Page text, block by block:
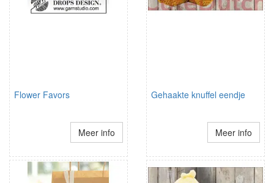
Flower Favors
Meer info
Gehaakte knuffel eendje
Meer info